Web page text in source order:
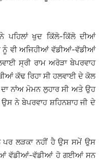
ਪਹਿਲਾਂ ਖੁਦ ਕਿੱਲੋ-ਕਿੱਲੋ ਦੀਆਂ
ਵੀ ਅਜਿਹੀਆਂ ਵੱਡੀਆਂ-ਵੱਡੀਆਂ
ਸ੍ਰੀ ਰਾਮ ਅਰੋੜਾ ਬੇਪਰਵਾਹ
ਕੱਢ ਰਿਹਾ ਸੀ ਹਲਵਾਈ ਦੇ ਕੋਲ
ਨਾਂਅ ਮੋਮਨ ਲੁਹਾਰ ਸੀ ਅਤੇ ਉਹ
ਉਸ ਨੇ ਬੇਪਰਵਾਹ ਸ਼ਹਿਨਸ਼ਾਹ ਜੀ ਦੇ
ਪਰ ਲੜਕਾ ਨਹੀਂ ਹੈ ਉਸ ਸਮੇਂ ਉਸ
ਵੱਡੀਆਂ-ਵੱਡੀਆਂ ਹੋ ਗਈਆਂ ਸਨ